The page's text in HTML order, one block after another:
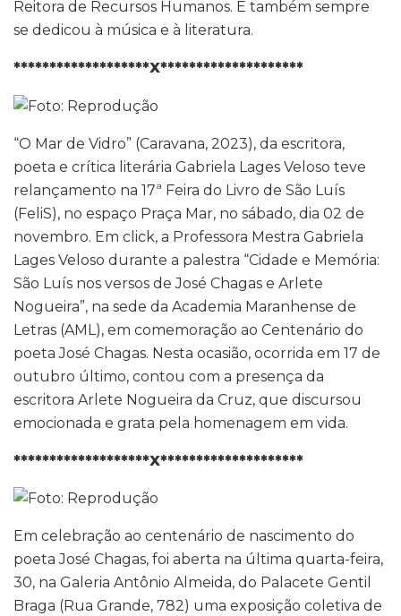
Reitora de Recursos Humanos. E também sempre
se dedicou à música e à literatura.
*******************X********************
“O Mar de Vidro” (Caravana, 2023), da escritora,
poeta e crítica literária Gabriela Lages Veloso teve
relançamento na 17ª Feira do Livro de São Luís
(FeliS), no espaço Praça Mar, no sábado, dia 02 de
novembro. Em click, a Professora Mestra Gabriela
Lages Veloso durante a palestra “Cidade e Memória:
São Luís nos versos de José Chagas e Arlete
Nogueira”, na sede da Academia Maranhense de
Letras (AML), em comemoração ao Centenário do
poeta José Chagas. Nesta ocasião, ocorrida em 17 de
outubro último, contou com a presença da
escritora Arlete Nogueira da Cruz, que discursou
emocionada e grata pela homenagem em vida.
*******************X********************
Em celebração ao centenário de nascimento do
poeta José Chagas, foi aberta na última quarta-feira,
30, na Galeria Antônio Almeida, do Palacete Gentil
Braga (Rua Grande, 782) uma exposição coletiva de